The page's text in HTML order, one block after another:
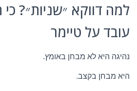
למה דווקא ״שניות״?
עובד על טיימר
נהיגה היא לא מבחן באומץ.
היא מבחן בקצב.